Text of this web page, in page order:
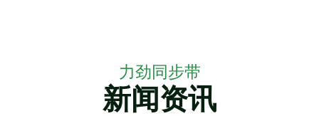
力劲同步带
新闻资讯